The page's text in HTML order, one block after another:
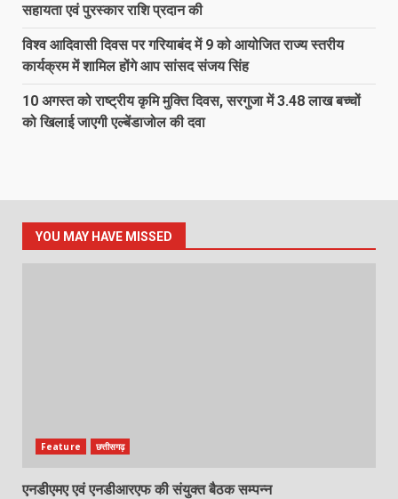
सहायता एवं पुरस्कार राशि प्रदान की
विश्व आदिवासी दिवस पर गरियाबंद में 9 को आयोजित राज्य स्तरीय
कार्यक्रम में शामिल होंगे आप सांसद संजय सिंह
10 अगस्त को राष्ट्रीय कृमि मुक्ति दिवस, सरगुजा में 3.48 लाख बच्चों
को खिलाई जाएगी एल्बेंडाजोल की दवा
YOU MAY HAVE MISSED
Feature छत्तीसगढ़
एनडीएमए एवं एनडीआरएफ की संयुक्त बैठक सम्पन्न